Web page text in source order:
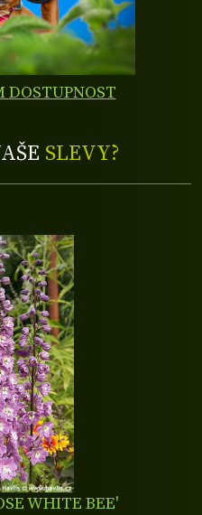
DOSTUPNOST
SLEVY?
WHITE BEE'